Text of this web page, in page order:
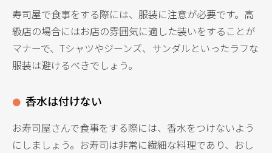
寿司屋で食事をする際には、服装に注意が必要です。高
級店の場合にはお店の雰囲気に適した装いをすることが
マナーで、Tシャツやジーンズ、サンダルといったラフな
服装は避けるべきでしょう。
香水は付けない
お寿司屋さんで食事をする際には、香水をつけないよう
にしましょう。お寿司は非常に繊細な料理であり、おし